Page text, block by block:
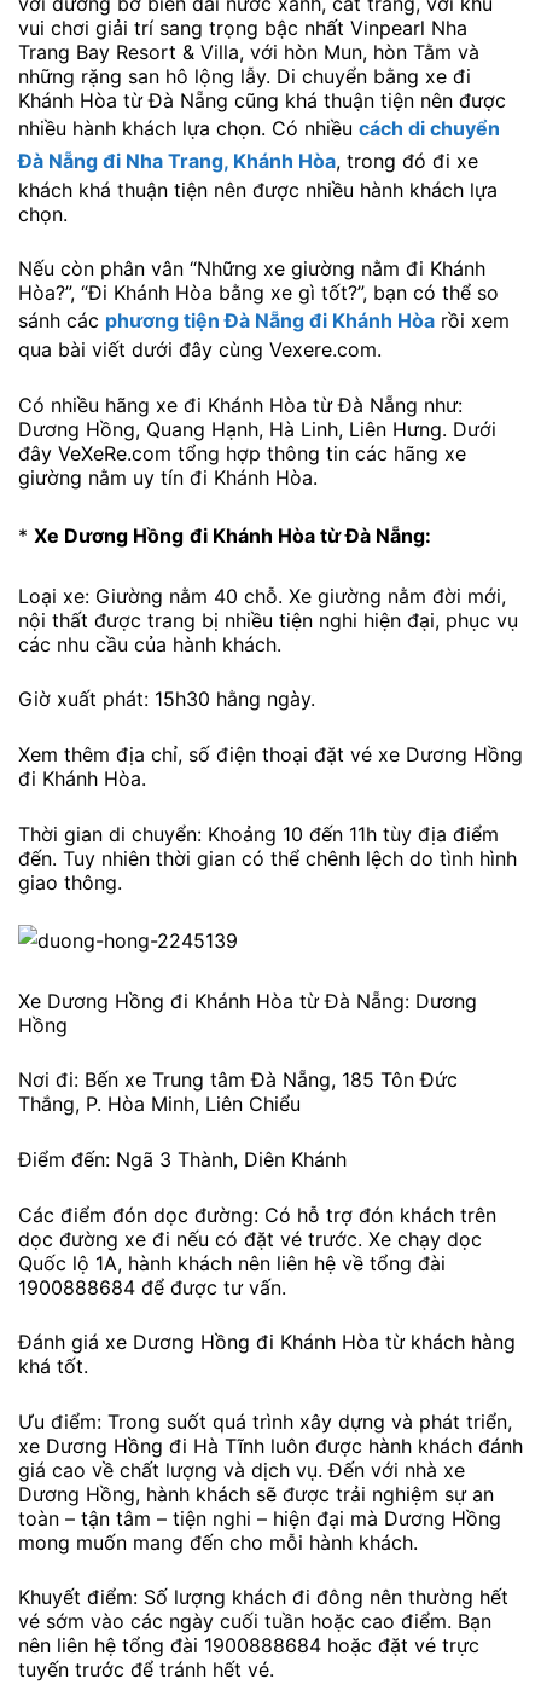
vui chơi giải trí sang trọng bậc nhất Vinpearl Nha
Trang Bay Resort & Villa, với hòn Mun, hòn Tằm và
những rặng san hô lộng lẫy. Di chuyển bằng xe đi
Khánh Hòa từ Đà Nẵng cũng khá thuận tiện nên được
nhiều hành khách lựa chọn. Có nhiều cách di chuyển
Đà Nẵng đi Nha Trang, Khánh Hòa, trong đó đi xe
khách khá thuận tiện nên được nhiều hành khách lựa
chọn.
Nếu còn phân vân “Những xe giường nằm đi Khánh
Hòa?”, “Đi Khánh Hòa bằng xe gì tốt?”, bạn có thể so
sánh các phương tiện Đà Nẵng đi Khánh Hòa rồi xem
qua bài viết dưới đây cùng Vexere.com.
Có nhiều hãng xe đi Khánh Hòa từ Đà Nẵng như:
Dương Hồng, Quang Hạnh, Hà Linh, Liên Hưng. Dưới
đây VeXeRe.com tổng hợp thông tin các hãng xe
giường nằm uy tín đi Khánh Hòa.
* Xe Dương Hồng đi Khánh Hòa từ Đà Nẵng:
Loại xe: Giường nằm 40 chỗ. Xe giường nằm đời mới,
nội thất được trang bị nhiều tiện nghi hiện đại, phục vụ
các nhu cầu của hành khách.
Giờ xuất phát: 15h30 hằng ngày.
Xem thêm địa chỉ, số điện thoại đặt vé xe Dương Hồng
đi Khánh Hòa.
Thời gian di chuyển: Khoảng 10 đến 11h tùy địa điểm
đến. Tuy nhiên thời gian có thể chênh lệch do tình hình
giao thông.
Xe Dương Hồng đi Khánh Hòa từ Đà Nẵng: Dương
Hồng
Nơi đi: Bến xe Trung tâm Đà Nẵng, 185 Tôn Đức
Thắng, P. Hòa Minh, Liên Chiểu
Điểm đến: Ngã 3 Thành, Diên Khánh
Các điểm đón dọc đường: Có hỗ trợ đón khách trên
dọc đường xe đi nếu có đặt vé trước. Xe chạy dọc
Quốc lộ 1A, hành khách nên liên hệ về tổng đài
1900888684 để được tư vấn.
Đánh giá xe Dương Hồng đi Khánh Hòa từ khách hàng
khá tốt.
Ưu điểm: Trong suốt quá trình xây dựng và phát triển,
xe Dương Hồng đi Hà Tĩnh luôn được hành khách đánh
giá cao về chất lượng và dịch vụ. Đến với nhà xe
Dương Hồng, hành khách sẽ được trải nghiệm sự an
toàn – tận tâm – tiện nghi – hiện đại mà Dương Hồng
mong muốn mang đến cho mỗi hành khách.
Khuyết điểm: Số lượng khách đi đông nên thường hết
vé sớm vào các ngày cuối tuần hoặc cao điểm. Bạn
nên liên hệ tổng đài 1900888684 hoặc đặt vé trực
tuyến trước để tránh hết vé.